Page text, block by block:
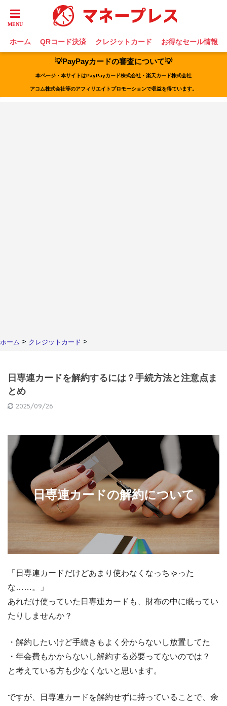
ホーム QRコード決済 クレジットカード お得なセール情報
💡PayPayカードの審査について💡
本ページ・本サイトはPayPayカード株式会社・楽天カード株式会社
アコム株式会社等のアフィリエイトプロモーションで収益を得ています。
ホーム > クレジットカード >
日専連カードを解約するには？手続方法と注意点ま
とめ
2025/09/26
日専連カードの解約について
「日専連カードだけどあまり使わなくなっちゃった
な……。」
あれだけ使っていた日専連カードも、財布の中に眠ってい
たりしませんか？
・解約したいけど手続きもよく分からないし放置してた
・年会費もかからないし解約する必要ってないのでは？
と考えている方も少なくないと思います。
ですが、日専連カードを解約せずに持っていることで、余